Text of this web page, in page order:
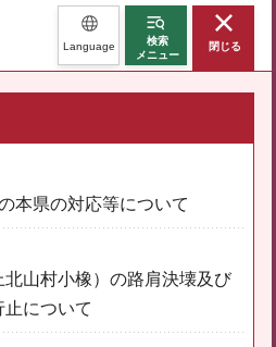
Language
検索
メニュー
閉じる
本県の対応等について
山村小橡）の路肩決壊及び
について